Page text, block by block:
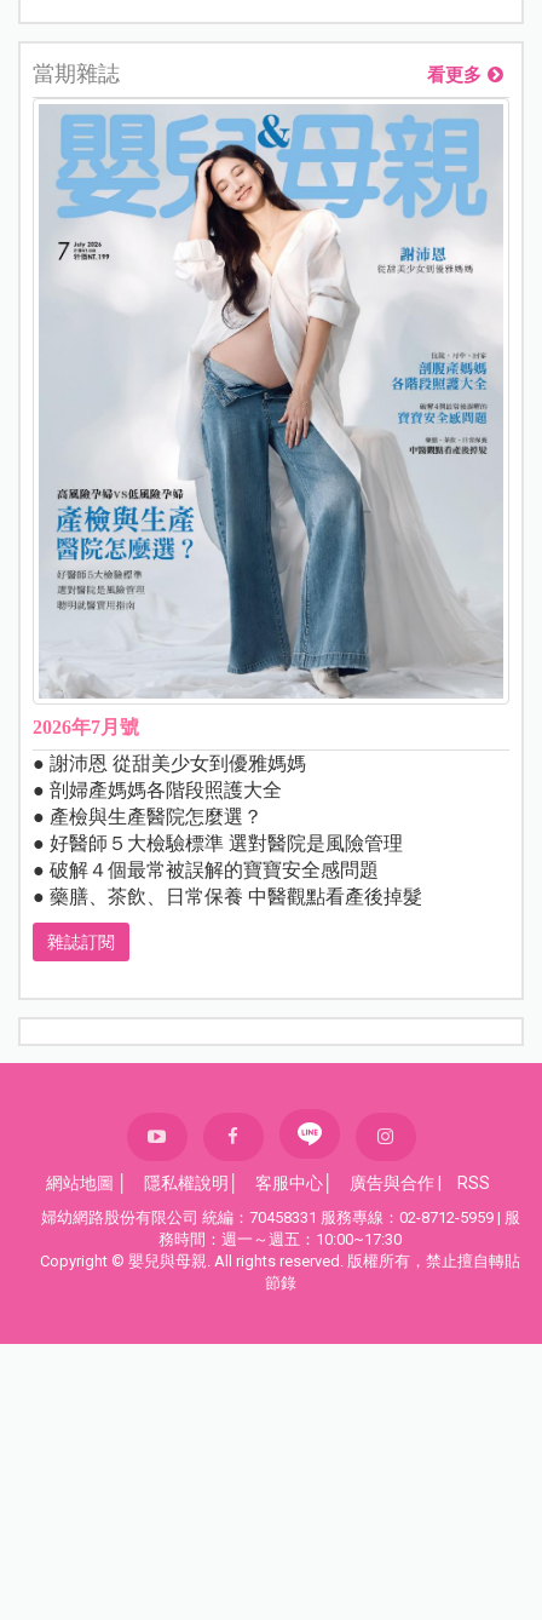
當期雜誌 看更多
2026年7月號
● 謝沛恩 從甜美少女到優雅媽媽
● 剖婦產媽媽各階段照護大全
● 產檢與生產醫院怎麼選？
● 好醫師５大檢驗標準 選對醫院是風險管理
● 破解４個最常被誤解的寶寶安全感問題
● 藥膳、茶飲、日常保養 中醫觀點看產後掉髮
雜誌訂閱
網站地圖 隱私權說明 客服中心 廣告與合作 RSS
婦幼網路股份有限公司 統編：70458331 服務專線：02-8712-5959 | 服
務時間：週一～週五：10:00~17:30
Copyright © 嬰兒與母親. All rights reserved. 版權所有，禁止擅自轉貼
節錄